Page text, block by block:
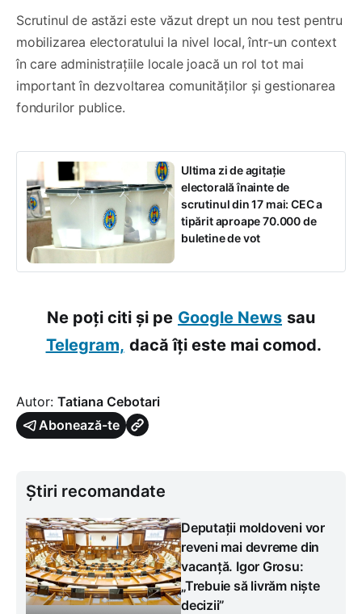
Scrutinul de astăzi este văzut drept un nou test pentru
mobilizarea electoratului la nivel local, într-un context
în care administrațiile locale joacă un rol tot mai
important în dezvoltarea comunităților și gestionarea
fondurilor publice.
Ultima zi de agitație
electorală înainte de
scrutinul din 17 mai: CEC a
tipărit aproape 70.000 de
buletine de vot
Ne poți citi și pe Google News sau
Telegram, dacă îți este mai comod.
Autor: Tatiana Cebotari
Abonează-te
Știri recomandate
Deputații moldoveni vor
reveni mai devreme din
vacanță. Igor Grosu:
„Trebuie să livrăm niște
decizii”